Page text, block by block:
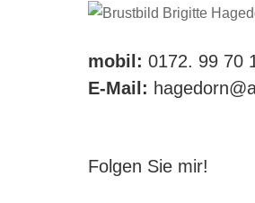
mobil: 0172. 99 70
E-Mail:
Folgen Sie mir!